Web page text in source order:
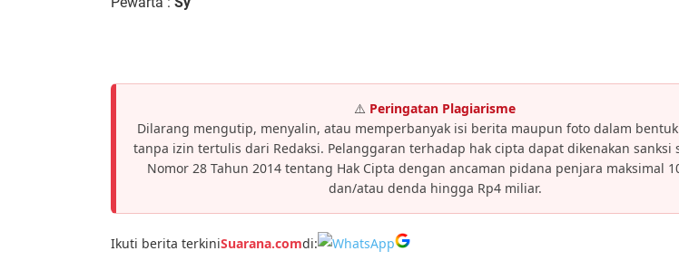
⚠️ Peringatan Plagiarisme
Dilarang mengutip, menyalin, atau memperbanyak isi berita maupun foto dalam
tanpa izin tertulis dari Redaksi. Pelanggaran terhadap hak cipta dapat dikenakan sanksi
Nomor 28 Tahun 2014 tentang Hak Cipta dengan ancaman pidana penjara maksimal
dan/atau denda hingga Rp4 miliar.
Ikuti berita terkiniSuarana.comdi: